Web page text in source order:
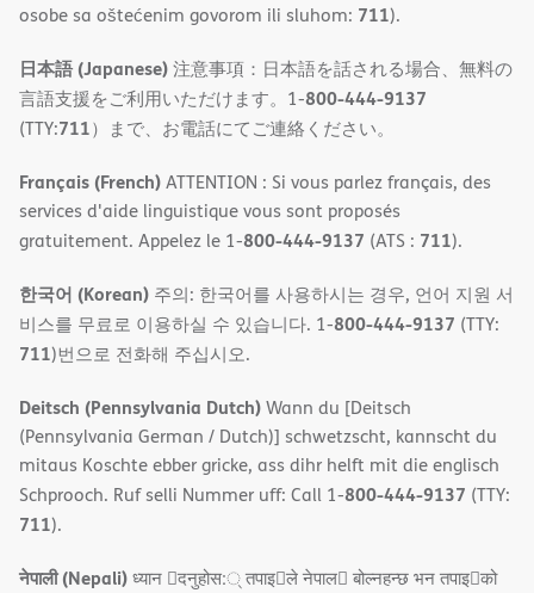
osobe sa oštećenim govorom ili sluhom: 711).
日本語 (Japanese)注意事項：日本語を話される場合、無料の
言語支援をご利用いただけます。1-800-444-9137
(TTY:711）まで、お電話にてご連絡ください。
Français (French)ATTENTION : Si vous parlez français, des
services d'aide linguistique vous sont proposés
gratuitement. Appelez le 1-800-444-9137 (ATS : 711).
한국어 (Korean) 주의: 한국어를 사용하시는 경우, 언어 지원 서
비스를 무료로 이용하실 수 있습니다. 1-800-444-9137 (TTY:
711)번으로 전화해 주십시오.
Deitsch (Pennsylvania Dutch)Wann du [Deitsch
(Pennsylvania German / Dutch)] schwetzscht, kannscht du
mitaus Koschte ebber gricke, ass dihr helft mit die englisch
Schprooch. Ruf selli Nummer uff: Call 1-800-444-9137 (TTY:
711).
नेपाली (Nepali)ध्यान 􀇑दनुहोस:् तपाइ􀉍ले नेपाल􀈣 बोल्नहन्छ भन तपाइ􀉍को